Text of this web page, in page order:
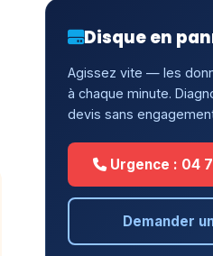
Disque en
Agissez vite — les
à chaque minute.
devis sans
Urgence : 04
Demander